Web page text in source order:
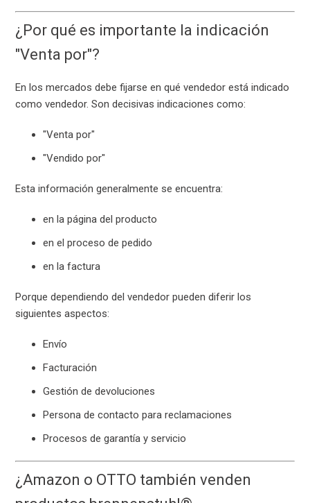
¿Por qué es importante la indicación
"Venta por"?
En los mercados debe fijarse en qué vendedor está indicado
como vendedor. Son decisivas indicaciones como:
"Venta por"
"Vendido por"
Esta información generalmente se encuentra:
en la página del producto
en el proceso de pedido
en la factura
Porque dependiendo del vendedor pueden diferir los
siguientes aspectos:
Envío
Facturación
Gestión de devoluciones
Persona de contacto para reclamaciones
Procesos de garantía y servicio
¿Amazon o OTTO también venden